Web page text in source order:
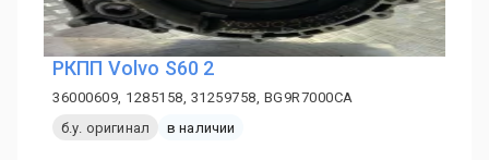
PКПП Volvo S60 2
36000609, 1285158, 31259758, BG9R7000CA
б.у. оригинал
в наличии